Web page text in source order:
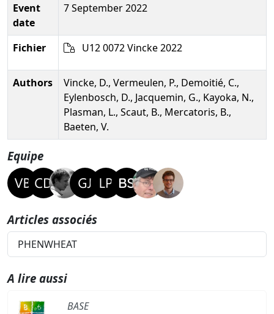
Event
date
7 September 2022
Fichier U12 0072 Vincke 2022
Authors
Vincke, D., Vermeulen, P., Demoitié, C.,
Eylenbosch, D., Jacquemin, G., Kayoka, N.,
Plasman, L., Scaut, B., Mercatoris, B.,
Baeten, V.
Equipe
Articles associés
PHENWHEAT
A lire aussi
BASE